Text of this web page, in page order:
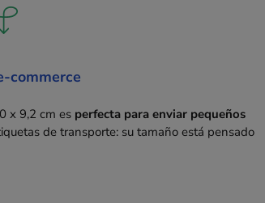
commerce
x 9,2 cm es perfecta para enviar pequeños
de transporte: su tamaño está pensado